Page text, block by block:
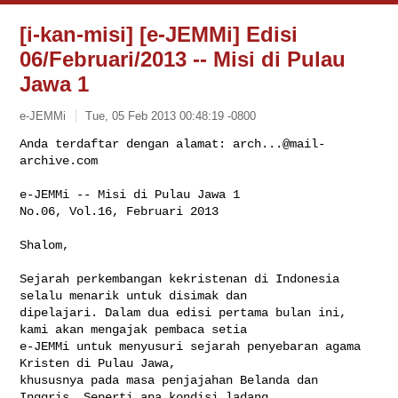
[i-kan-misi] [e-JEMMi] Edisi
06/Februari/2013 -- Misi di Pulau
Jawa 1
e-JEMMi Tue, 05 Feb 2013 00:48:19 -0800
Anda terdaftar dengan alamat: arch...@mail-
archive.com
e-JEMMi -- Misi di Pulau Jawa 1
No.06, Vol.16, Februari 2013
Shalom,
Sejarah perkembangan kekristenan di Indonesia
selalu menarik untuk disimak dan
dipelajari. Dalam dua edisi pertama bulan ini,
kami akan mengajak pembaca setia
e-JEMMi untuk menyusuri sejarah penyebaran agama
Kristen di Pulau Jawa,
khususnya pada masa penjajahan Belanda dan